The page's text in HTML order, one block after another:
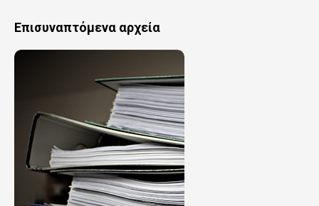
Επισυναπτόμενα αρχεία